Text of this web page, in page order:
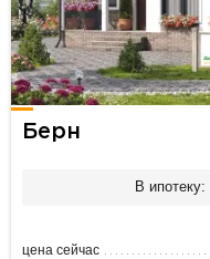
Берн
В ипотеку:
цена сейчас